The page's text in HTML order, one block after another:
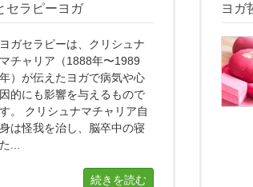
セラピーヨガ
ヨガセラピーは、クリシュナ
マチャリア（1888年〜1989
年）が伝えたヨガで病気や心
因的にも影響を与えるもので
す。 クリシュナマチャリア自
身は怪我を治し、脳卒中の寝
た...
続きを読む
ヨガ